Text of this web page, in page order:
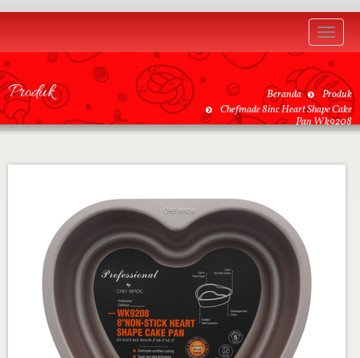
Toggle
Produk Beranda
Produk
Chefmade 8inc Heart Shape Cake
Pan Wk9208